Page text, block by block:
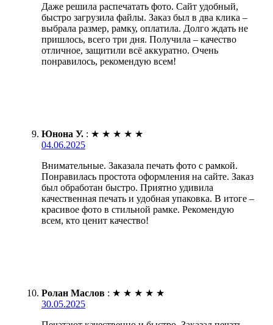
Даже решила распечатать фото. Сайт удобный,
быстро загрузила файлы. Заказ был в два клика –
выбрала размер, рамку, оплатила. Долго ждать не
пришлось, всего три дня. Получила – качество
отличное, защитили всё аккуратно. Очень
понравилось, рекомендую всем!
Юнона У. : ★ ★ ★ ★ ★
04.06.2025
Внимательные. Заказала печать фото с рамкой.
Понравилась простота оформления на сайте. Заказ
был обработан быстро. Приятно удивила
качественная печать и удобная упаковка. В итоге –
красивое фото в стильной рамке. Рекомендую
всем, кто ценит качество!
Ролан Маслов : ★ ★ ★ ★ ★
30.05.2025